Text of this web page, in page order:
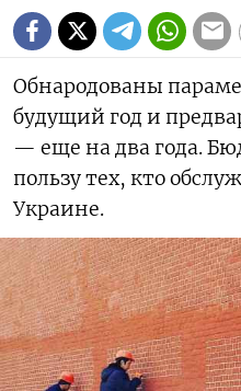
Обнародованы
будущий год и
— еще на два года.
пользу тех, кто
Украине.